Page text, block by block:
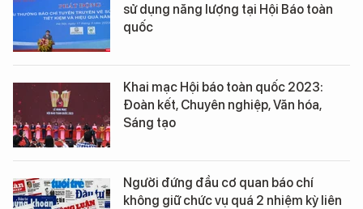
sử dụng năng lượng tại Hội Báo toàn
quốc
Khai mạc Hội báo toàn quốc 2023:
Đoàn kết, Chuyên nghiệp, Văn hóa,
Sáng tạo
Người đứng đầu cơ quan báo chí
không giữ chức vụ quá 2 nhiệm kỳ liên